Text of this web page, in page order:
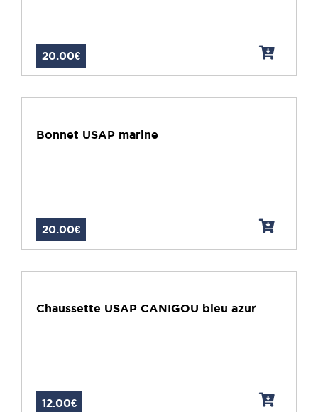
20.00€
Bonnet USAP marine
20.00€
Chaussette USAP CANIGOU bleu azur
12.00€